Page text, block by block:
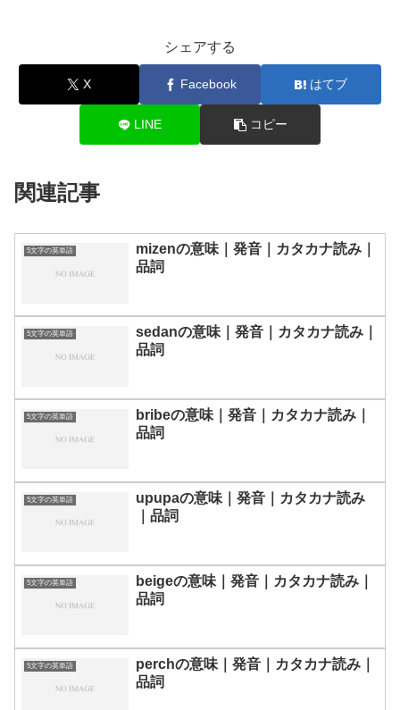
シェアする
X Facebook はてブ
LINE コピー
関連記事
5文字の英単語
mizenの意味｜発音｜カタカナ読み｜
品詞
5文字の英単語
sedanの意味｜発音｜カタカナ読み｜
品詞
5文字の英単語
bribeの意味｜発音｜カタカナ読み｜
品詞
5文字の英単語
upupaの意味｜発音｜カタカナ読み
｜品詞
5文字の英単語
beigeの意味｜発音｜カタカナ読み｜
品詞
5文字の英単語
perchの意味｜発音｜カタカナ読み｜
品詞